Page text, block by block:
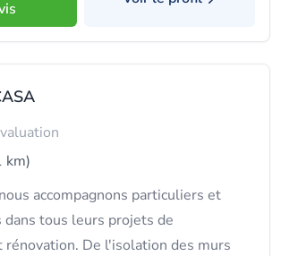
km)
accompagnons particuliers et
tous leurs projets de
rénovation. De l'isolation des murs